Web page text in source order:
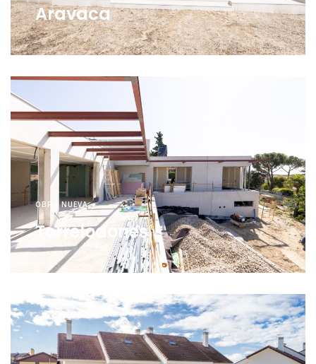
Aravaca
OBRA NUEVA
Torrelodones